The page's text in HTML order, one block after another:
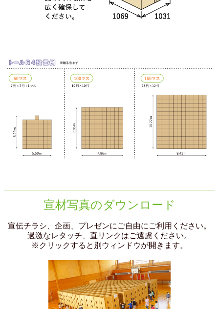
宣材写真のダウンロード
宣伝チラシ、企画、プレゼンにご自由にご利用ください。
過激なレタッチ、直リンクはご遠慮ください。
※クリックすると別ウィンドウが開きます。